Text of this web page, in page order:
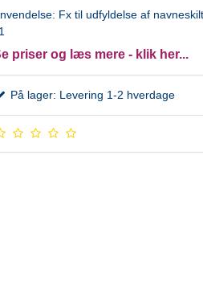
Fx til udfyldelse af
priser og læs mere - klik her...
På lager: Levering 1-2 hverdage